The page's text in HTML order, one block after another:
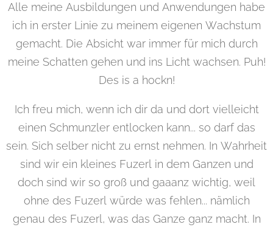
Alle meine Ausbildungen und Anwendungen habe
ich in erster Linie zu meinem eigenen Wachstum
gemacht. Die Absicht war immer für mich durch
meine Schatten gehen und ins Licht wachsen. Puh!
Des is a hockn!
Ich freu mich, wenn ich dir da und dort vielleicht
einen Schmunzler entlocken kann... so darf das
sein. Sich selber nicht zu ernst nehmen. In Wahrheit
sind wir ein kleines Fuzerl in dem Ganzen und
doch sind wir so groß und gaaanz wichtig, weil
ohne des Fuzerl würde was fehlen... nämlich
genau des Fuzerl, was das Ganze ganz macht. In